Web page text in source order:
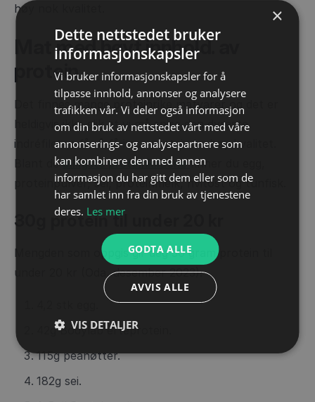
høy nok kvalitet.
Mat med høyt innhold. av
protein
Det finnes mange proteinrike matvarer og det er
heldigvis ikke slik at vi må spise den dyreste
indréfileten får å få i oss protein av høy kvalitet.
Blant debilligste proteinkildenefinner du egg,
proteinpulver, sei, proteinmelk, hvitost og tunfisk.
30g protein til under 20 kr
Mengden som oppgis gir deg 30 gram protein til
under 20 kr (Oda, desember 2023).
42g Bodylab erteprotein.
115g peanøtter.
182g sei.
×
Dette nettstedet bruker
informasjonskapsler
Vi bruker informasjonskapsler for å
tilpasse innhold, annonser og analysere
trafikken vår. Vi deler også informasjon
om din bruk av nettstedet vårt med våre
annonserings- og analysepartnere som
kan kombinere den med annen
informasjon du har gitt dem eller som de
har samlet inn fra din bruk av tjenestene
deres. Les mer
GODTA ALLE
AVVIS ALLE
VIS DETALJER